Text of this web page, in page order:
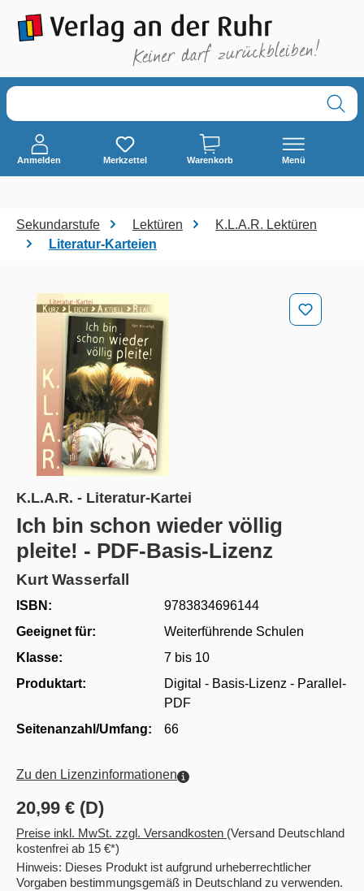
springen
Anmelden Merkzettel Warenkorb Menü
Sekundarstufe Lektüren
K.L.A.R. Lektüren
Literatur-Karteien
Bildergalerie überspringen
K.L.A.R. - Literatur-Kartei
Ich bin schon wieder völlig
pleite! - PDF-Basis-Lizenz
Kurt Wasserfall
ISBN:
9783834696144
Geeignet für:
Weiterführende Schulen
Klasse:
7 bis 10
Produktart:
Digital - Basis-Lizenz - Parallel-
PDF
Seitenanzahl/Umfang:
66
Zu den Lizenzinformationen
20,99 € (D)
Preise inkl. MwSt. zzgl. Versandkosten (Versand Deutschland
kostenfrei ab 15 €*)
Hinweis: Dieses Produkt ist aufgrund urheberrechtlicher
Vorgaben bestimmungsgemäß in Deutschland zu verwenden.